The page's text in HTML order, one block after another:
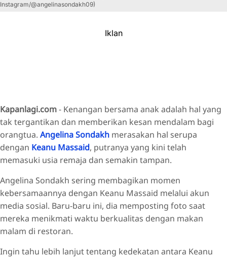
Instagram/@angelinasondakh09)
Iklan
Kapanlagi.com- Kenangan bersama anak adalah hal yang
tak tergantikan dan memberikan kesan mendalam bagi
orangtua. Angelina Sondakh merasakan hal serupa
dengan Keanu Massaid, putranya yang kini telah
memasuki usia remaja dan semakin tampan.
Angelina Sondakh sering membagikan momen
kebersamaannya dengan Keanu Massaid melalui akun
media sosial. Baru-baru ini, dia memposting foto saat
mereka menikmati waktu berkualitas dengan makan
malam di restoran.
Ingin tahu lebih lanjut tentang kedekatan antara Keanu